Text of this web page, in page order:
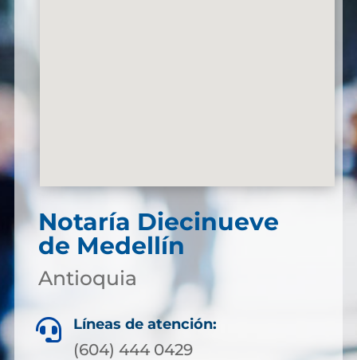
Notaría Diecinueve
de Medellín
Antioquia
 Líneas de atención:
(604) 444 0429